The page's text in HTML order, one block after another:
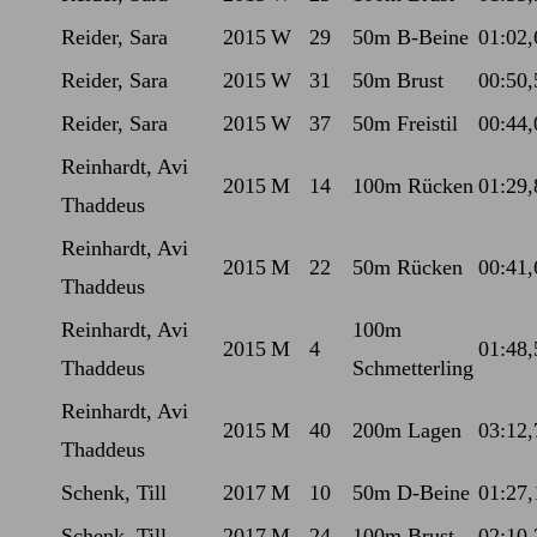
Reider, Sara
2015 W 29 50m B-Beine
Reider, Sara
2015 W 31 50m Brust
Reider, Sara
2015 W 37 50m Freistil
Reinhardt, Avi
Thaddeus
2015 M 14 100m Rücken
Reinhardt, Avi
Thaddeus
2015 M 22 50m Rücken
Reinhardt, Avi
Thaddeus
2015 M 4
100m
Schmetterling
Reinhardt, Avi
Thaddeus
2015 M 40 200m Lagen
Schenk, Till 2017 M 10 50m D-Beine